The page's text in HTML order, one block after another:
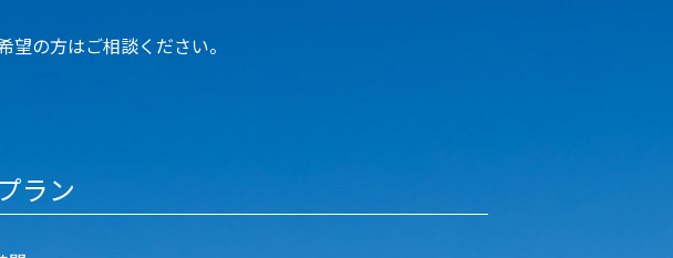
望の方はご相談ください。
ラン